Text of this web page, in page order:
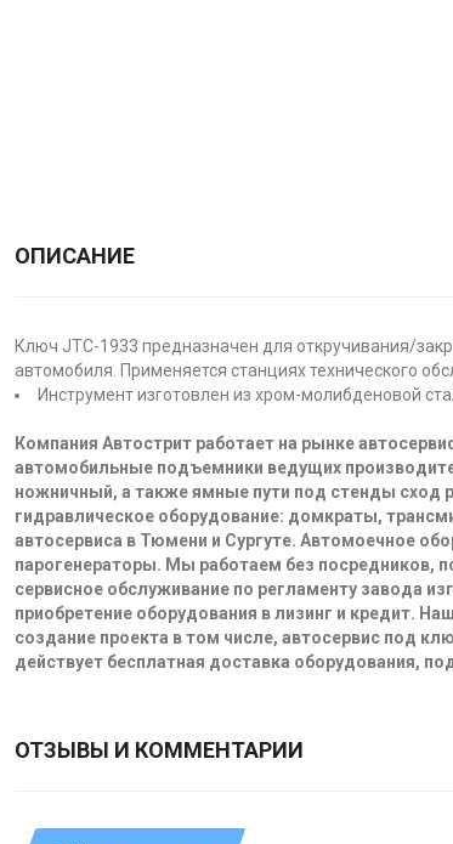
ОПИСАНИЕ
Ключ JTC-1933 предназначен для откручивания/
автомобиля. Применяется станциях технического
Инструмент изготовлен из хром-молибденовой
Компания Автострит работает на рынке
автомобильные подъемники ведущих
ножничный, а также ямные пути под стенды
гидравлическое оборудование: домкраты,
автосервиса в Тюмени и Сургуте. Автомоечное
парогенераторы. Мы работаем без посредников,
сервисное обслуживание по регламенту завода
приобретение оборудования в лизинг и кредит.
создание проекта в том числе, автосервис под
действует бесплатная доставка оборудования,
ОТЗЫВЫ И КОММЕНТАРИИ